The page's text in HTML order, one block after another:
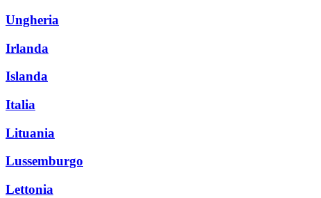
Ungheria
Irlanda
Islanda
Italia
Lituania
Lussemburgo
Lettonia